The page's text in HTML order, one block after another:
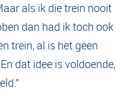
als ik die trein nooit
dan had ik toch ook
trein, al is het geen
dat idee is voldoende,